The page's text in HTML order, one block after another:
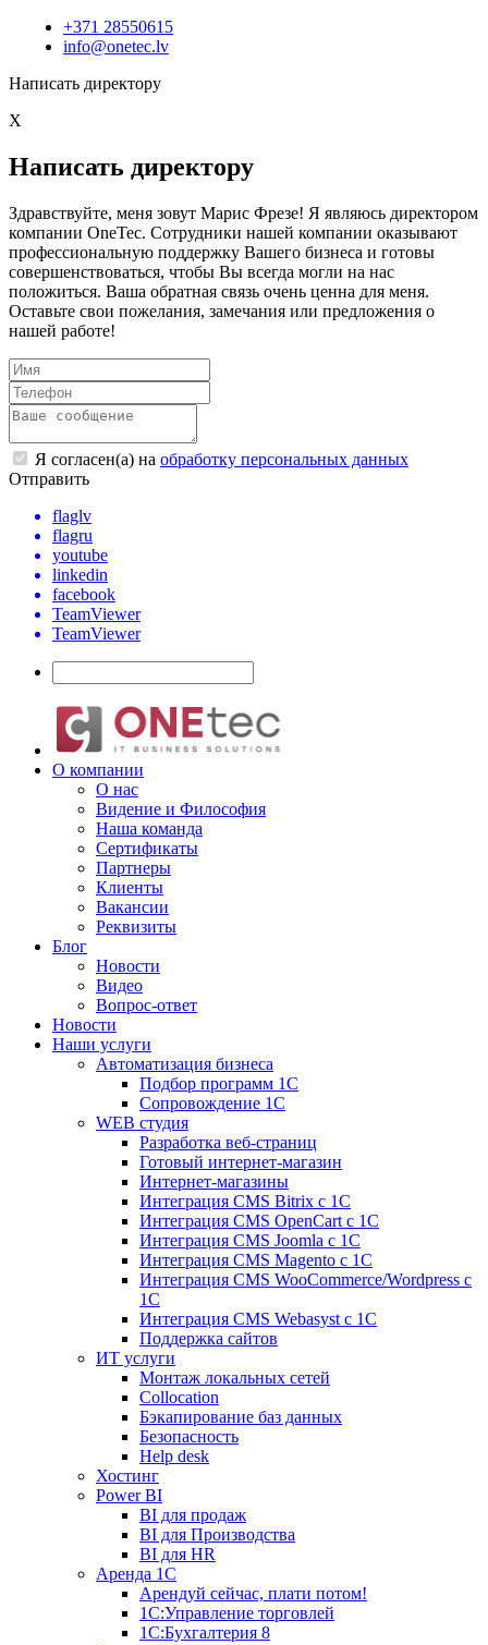
+371 28550615
info@onetec.lv
Написать директору
X
Написать директору
Здравствуйте, меня зовут Марис Фрезе! Я являюсь директором
компании OneTec. Сотрудники нашей компании оказывают
профессиональную поддержку Вашего бизнеса и готовы
совершенствоваться, чтобы Вы всегда могли на нас
положиться. Ваша обратная связь очень ценна для меня.
Оставьте свои пожелания, замечания или предложения о
нашей работе!
Я согласен(а) на обработку персональных данных
Отправить
flaglv
flagru
youtube
linkedin
facebook
TeamViewer
TeamViewer
О компании
О нас
Видение и Философия
Наша команда
Сертификаты
Партнеры
Клиенты
Вакансии
Реквизиты
Блог
Новости
Видео
Вопрос-ответ
Новости
Наши услуги
Автоматизация бизнеса
Подбор программ 1С
Сопровождение 1С
WEB студия
Разработка веб-страниц
Готовый интернет-магазин
Интернет-магазины
Интеграция CMS Bitrix с 1С
Интеграция CMS OpenCart с 1С
Интеграция CMS Joomla с 1С
Интеграция CMS Magento с 1С
Интеграция CMS WooCommerce/Wordpress с
1С
Интеграция CMS Webasyst с 1С
Поддержка сайтов
ИТ услуги
Монтаж локальных сетей
Collocation
Бэкапирование баз данных
Безопасность
Help desk
Хостинг
Power BI
BI для продаж
BI для Производства
BI для HR
Аренда 1C
Арендуй сейчас, плати потом!
1С:Управление торговлей
1С:Бухгалтерия 8